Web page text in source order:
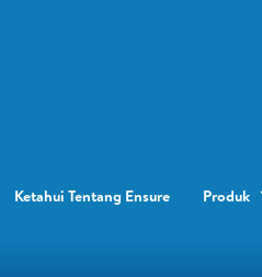
Ketahui Tentang Ensure Produk